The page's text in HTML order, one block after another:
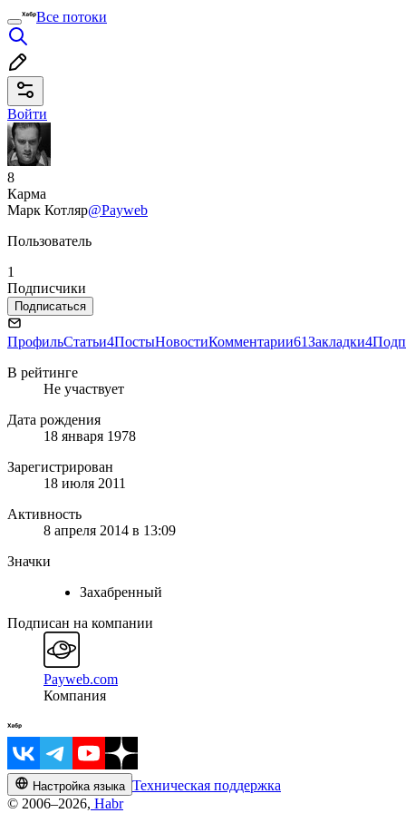
Все потоки
Войти
8
Карма
Марк Котляр@Payweb
Пользователь
1
Подписчики
Подписаться
ПрофильСтатьи4ПостыНовостиКомментарии61Закладки4
В рейтинге
Не участвует
Дата рождения
18 января 1978
Зарегистрирован
18 июля 2011
Активность
8 апреля 2014 в 13:09
Значки
Захабренный
Подписан на компании
Payweb.com
Компания
Настройка языка Техническая поддержка
© 2006–2026, Habr